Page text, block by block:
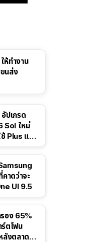
ห้ทำงาน
นส่ง
ปเกรด
Sol ใหม่
Plus และ
าดว่าจะ
UI 9.5
อง 65%
ตโฟน
ลังตลาดทำ